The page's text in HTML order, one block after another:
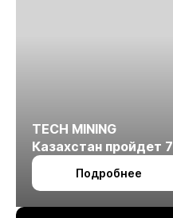
TECH MINING
Казахстан пройдет 7
октября в Алматы
Подробнее